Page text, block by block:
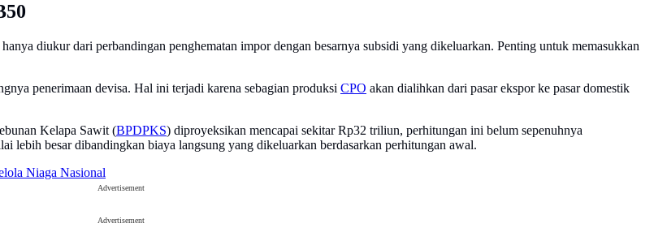
diukur dari perbandingan penghematan impor dengan besarnya subsidi yang dikeluarkan. Penting untuk memasukkan
penerimaan devisa. Hal ini terjadi karena sebagian produksi CPO akan dialihkan dari pasar ekspor ke pasar domestik
Kelapa Sawit (BPDPKS) diproyeksikan mencapai sekitar Rp32 triliun, perhitungan ini belum sepenuhnya
lebih besar dibandingkan biaya langsung yang dikeluarkan berdasarkan perhitungan awal.
Niaga Nasional
Advertisement
Advertisement